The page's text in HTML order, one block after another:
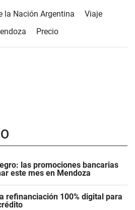
la Nación Argentina
Viaje
Precio
las promociones bancarias
este mes en Mendoza
refinanciación 100% digital para